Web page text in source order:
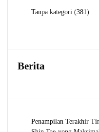
Tanpa kategori 381381
Berita
Penampilan Terakhir